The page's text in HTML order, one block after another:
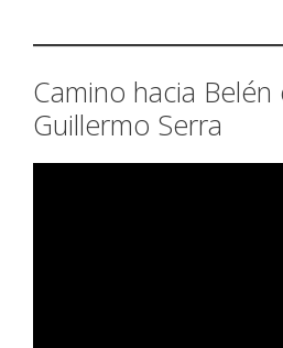
Camino hacia
Guillermo Serra